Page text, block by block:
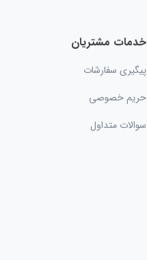
خدمات مشتریان
پیگیری سفارشات
حریم خصوصی
سوالات متداول